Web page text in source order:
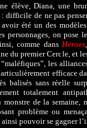
élève, Diana, une
difficile de ne pas
été un des
personnages, on pose
comme dansHeroes
du premier Cercle, et
les
efficace
balisés sans réelle
totalement
de la semaine,
problème ou
pouvoir se gagner